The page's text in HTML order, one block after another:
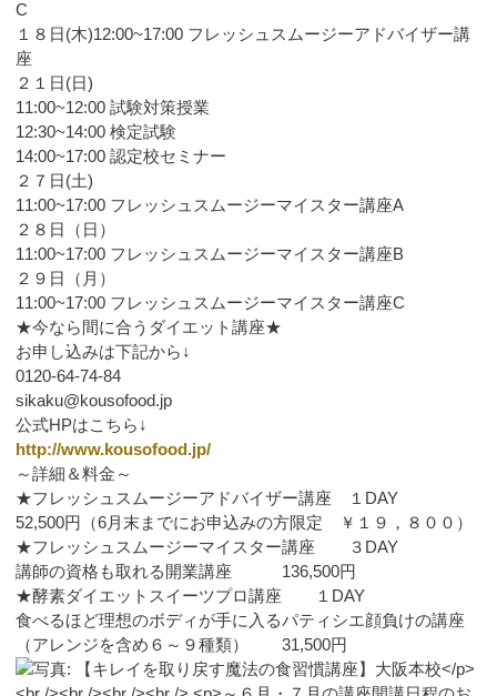
C
１８日(木)12:00~17:00 フレッシュスムージーアドバイザー講
座
２１日(日)
11:00~12:00 試験対策授業
12:30~14:00 検定試験
14:00~17:00 認定校セミナー
２７日(土)
11:00~17:00 フレッシュスムージーマイスター講座A
２８日（日）
11:00~17:00 フレッシュスムージーマイスター講座B
２９日（月）
11:00~17:00 フレッシュスムージーマイスター講座C
★今なら間に合うダイエット講座★
お申し込みは下記から↓
0120-64-74-84
sikaku@kousofood.jp
公式HPはこちら↓
http://www.kousofood.jp/
～詳細＆料金～
★フレッシュスムージーアドバイザー講座 １DAY
52,500円（6月末までにお申込みの方限定 ￥１９，８００）
★フレッシュスムージーマイスター講座 ３DAY
講師の資格も取れる開業講座 136,500円
★酵素ダイエットスイーツプロ講座 １DAY
食べるほど理想のボディが手に入るパティシエ顔負けの講座
（アレンジを含め６～９種類） 31,500円